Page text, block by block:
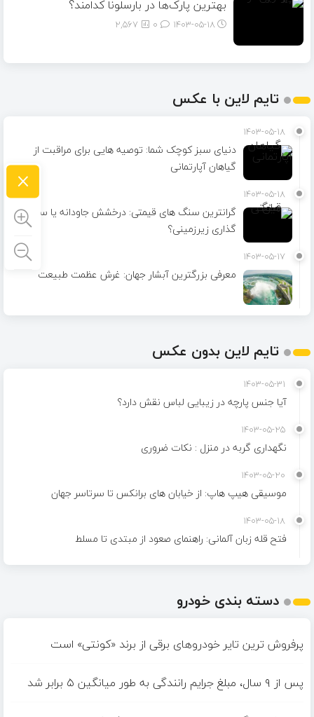
×
بهترین پارک‌ها در بارسلونا کدامند؟
۱۴۰۳-۰۵-۱۸ 2,567
تایم لاین با عکس
1403-05-18
دنیای سبز کوچک شما: توصیه هایی برای مراقبت از
گیاهان آپارتمانی
1403-05-18
گرانترین سنگ های قیمتی: درخشش جاودانه یا سرمایه
گذاری زیرزمینی؟
1403-05-17
معرفی بزرگترین آبشار جهان: غرش عظمت طبیعت
تایم لاین بدون عکس
1403-05-31
آیا جنس پارچه در زیبایی لباس نقش دارد؟
1403-05-25
نگهداری گربه در منزل : نکات ضروری
1403-05-20
موسیقی هیپ هاپ: از خیابان های برانکس تا سرتاسر جهان
1403-05-18
فتح قله زبان آلمانی: راهنمای صعود از مبتدی تا مسلط
دسته بندی خودرو
پرفروش ترین تایر خودروهای برقی از برند «کونتی» است
پس از ۹ سال، مبلغ جرایم رانندگی به طور میانگین ۵ برابر شد